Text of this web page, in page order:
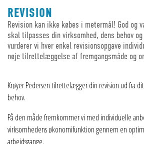
REVISION
Revision kan ikke købes i metermål! God og
skal tilpasses din virksomhed, dens behov
vurderer vi hver enkel revisionsopgave
nøje tilrettelæggelse af fremgangsmåde og
Krøyer Pedersen tilrettelægger din revision ud fra
behov.
På den måde fremkommer vi med individuelle
virksomhedens økonomifunktion gennem en
arbejdsgange.